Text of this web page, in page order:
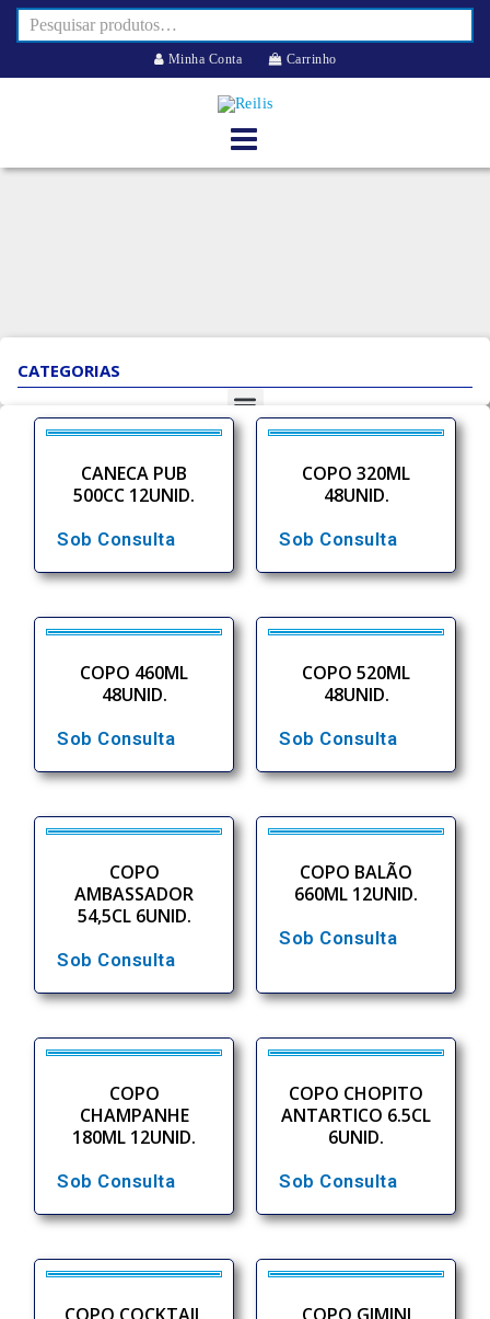
Minha Conta Carrinho
CATEGORIAS
CANECA PUB
500CC 12UNID.
Sob Consulta
COPO 320ML
48UNID.
Sob Consulta
COPO 460ML
48UNID.
Sob Consulta
COPO 520ML
48UNID.
Sob Consulta
COPO
AMBASSADOR
54,5CL 6UNID.
Sob Consulta
COPO BALÃO
660ML 12UNID.
Sob Consulta
COPO
CHAMPANHE
180ML 12UNID.
Sob Consulta
COPO CHOPITO
ANTARTICO 6.5CL
6UNID.
Sob Consulta